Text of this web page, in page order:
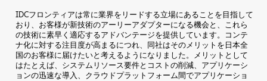
IDCフロンティアは常に業界をリードする立場にあることを目指して
おり、お客様が新技術のアーリーアダプターになる機会と、これら
の技術に素早く適応するアドバンテージを提供しています。コンテ
ナ化に対する注目度が高まるにつれ、同社はそのメリットを日本全
国のお客様に届けたいと考えるようになりました。メリットとして
はたとえば、システムリソース要件とコストの削減、アプリケーシ
ョンの迅速な導入、クラウドプラットフォーム間でアプリケーショ